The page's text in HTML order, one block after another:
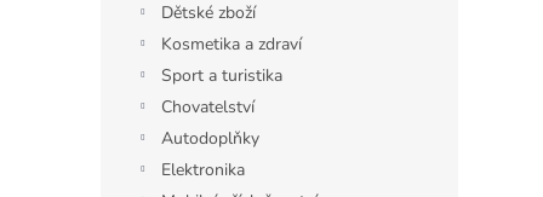
Dětské zboží
Kosmetika a zdraví
Sport a turistika
Chovatelství
Autodoplňky
Elektronika